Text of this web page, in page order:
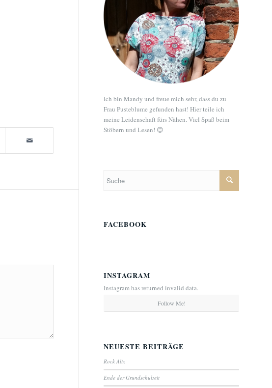
Ich bin Mandy und freue mich sehr, dass du zu
Frau Pusteblume gefunden hast! Hier teile ich
meine Leidenschaft fürs Nähen. Viel Spaß beim
Stöbern und Lesen! 😊
FACEBOOK
INSTAGRAM
Instagram has returned invalid data.
Follow Me!
NEUESTE BEITRÄGE
Rock Alix
Ende der Grundschulzeit